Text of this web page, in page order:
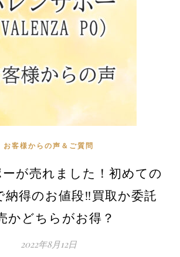
お客様からの声＆ご質問
が売れました！初めての
納得のお値段‼買取か委託
かどちらがお得？
2022年8月12日